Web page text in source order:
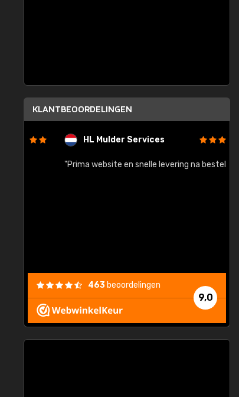
KLANTBEOORDELINGEN
HL Mulder Services
"Prima website en snelle levering na bestelling"
9,0
463 beoordelingen